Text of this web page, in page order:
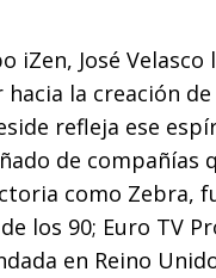
iZen, José
la creación
refleja ese
de compañías
como Zebra,
los 90; Euro TV
en Reino